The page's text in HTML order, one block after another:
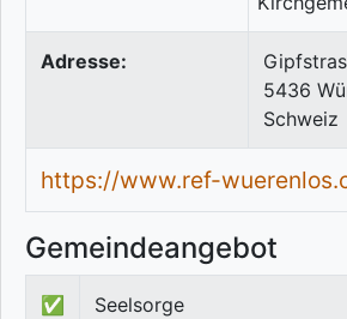
Adresse:
5436
Schweiz
https://www.ref-
Gemeindeangebot
✅ Seelsorge